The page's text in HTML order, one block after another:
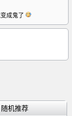
成鬼了
随机推荐